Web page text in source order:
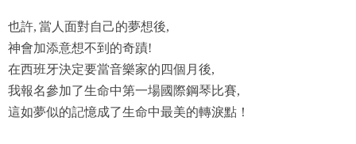
也許, 當人面對自己的夢想後,
神會加添意想不到的奇蹟!
在西班牙決定要當音樂家的四個月後,
我報名參加了生命中第一場國際鋼琴比賽,
這如夢似的記憶成了生命中最美的轉淚點！